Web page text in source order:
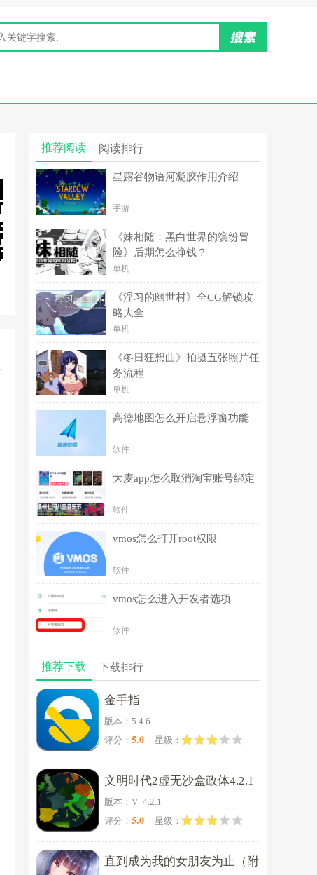
推荐阅读 阅读排行
星露谷物语河凝胶作用介绍
手游
《妹相随：黑白世界的缤纷冒
险》后期怎么挣钱？
单机
《淫习的幽世村》全CG解锁攻
略大全
单机
《冬日狂想曲》拍摄五张照片任
务流程
单机
高德地图怎么开启悬浮窗功能
软件
大麦app怎么取消淘宝账号绑定
软件
vmos怎么打开root权限
软件
vmos怎么进入开发者选项
软件
推荐下载 下载排行
金手指
版本：5.4.6
评分： 5.0 星级：
文明时代2虚无沙盒政体4.2.1
版本：V_4.2.1
评分： 5.0 星级：
直到成为我的女朋友为止（附